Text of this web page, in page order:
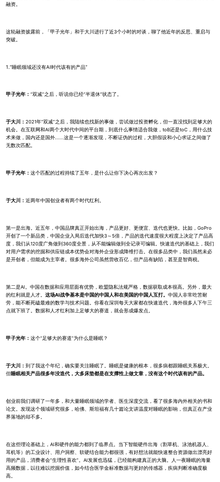
融资。
这轮融资披露前，「甲子光年」和于大川进行了近3个小时的对谈，聊了他近年的反思、重启与
突破。
1.“睡眠领域还没有AI时代该有的产品”
甲子光年： “双减”之后，听说你已经“半退休”状态了。
于大川： 2021年“双减”之后，我陆续也找新的事做，尝试做过投资孵化，但一直没找到足够大的
机会。在互联网和AI两个大时代中间的平台期，到底什么事情适合我做，toB还是toC，用什么技
术来做，国内还是国外......这是一个逐渐发现，不断证伪的过程，大胆假设和小心求证之间做了
无数次匹配。
甲子光年： 这个匹配的过程持续了五年，是什么让你下决心再次出发？
于大川： 近两年中国创业者有两个时代红利。
第一是出海。近五年，中国品牌真正开始出海，产品更好、更便宜、迭代也更快。比如，GoPro
开创了一个新品类，中国企业入局后迭代加快3～5倍，产品的迭代速度很大程度上决定了产品高
度，我们从120度广角做到360度全景，从不能编辑做到全记录可编辑。快速迭代的基础上，我们
对用户需求的挖掘和供应链成本优势会对海外企业形成降维打击。在很多品类中，我们虽然未必
是开创者，但能成为主宰者。很多海外公司虽然营收百亿，但产品有缺陷，甚至是智商税。
第二是AI。中国在数据和应用层面有优势，欧盟隐私法规严格，数据获取成本很高。另外，最大
的红利就是人才。 这场AI战争基本是中国的中国人和在美国的中国人互打。 中国人非常吃苦耐
劳，能不断死磕最难的数学与技术问题。你看在深圳每天大家都在快速迭代，海外很多人下午三
点就下班了。数据和人才红利加上足够大的赛道，就会形成爆发点。
甲子光年： 这个“足够大的赛道”为什么是睡眠？
于大川： 到了我这个年纪，确实要关注睡眠了。睡眠是健康的根本，很多病都跟睡眠关系极大。
但睡眠相关产品很多年没迭代，大多床垫都是在支撑性上做文章，没有这个时代该有的产品。
创业前我们调研了一年多，和大量睡眠领域的学者、医生深度交流，看了很多海内外相关的书和
论文。发现这个领域研究很多，哈佛、斯坦福有几十篇论文讲温度对睡眠的影响，但真正在产业
界落地的却不多。
在这些理论基础上，AI和硬件的能力都到了临界点。当下智能硬件出海（割草机、泳池机器人、
耳机等）的工业设计、用户洞察、软硬结合能力都很强，有好想法就能快速整合资源做出漂亮好
用的产品，消费者会“生理性喜欢”。AI发展也迅猛，已经能构建真正的大脑。人一夜睡眠的海量
高频数据，以往难以挖掘价值，如今结合医学金标准数据与更好的传感器，疾病判断准确度极
高。